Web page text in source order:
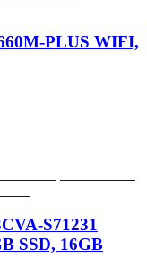
PLUS WIFI,
S71231
SSD, 16GB